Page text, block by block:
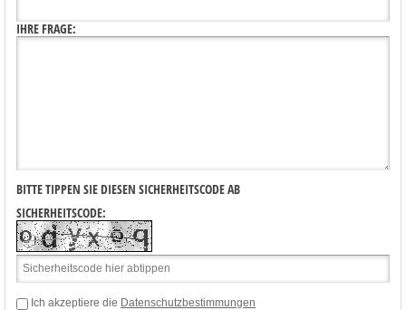
IHRE FRAGE:
BITTE TIPPEN SIE DIESEN SICHERHEITSCODE AB
SICHERHEITSCODE:
Ich akzeptiere die Datenschutzbestimmungen